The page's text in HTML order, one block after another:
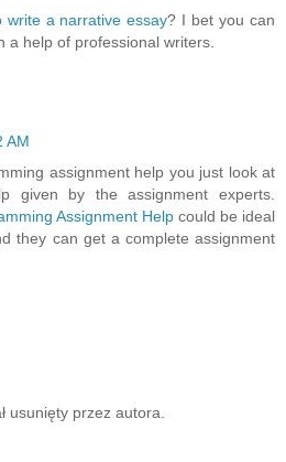
write a narrative essay? I bet you can
a help of professional writers.
AM
assignment help you just look at
given by the assignment experts.
Assignment Help could be ideal
they can get a complete assignment
usunięty przez autora.